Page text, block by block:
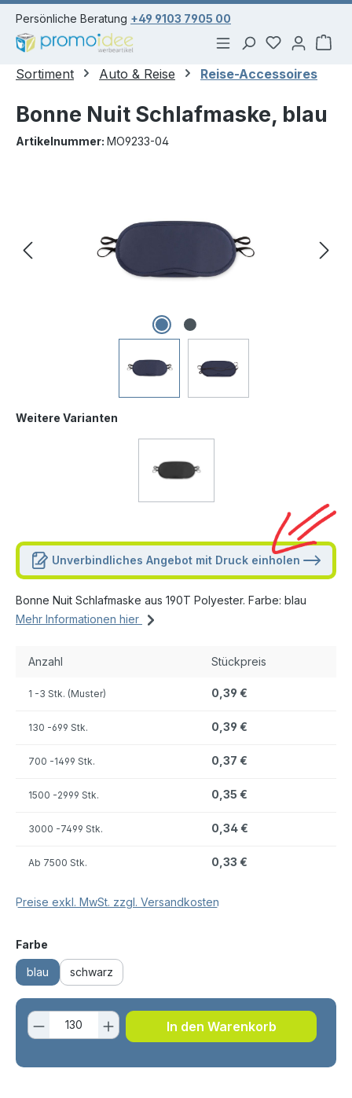
springen
Persönliche Beratung +49 9103 7905 00
Du hast 0
Sortiment Auto & Reise Reise-Accessoires
Bonne Nuit Schlafmaske, blau
Artikelnummer: MO9233-04
Weitere Varianten
Unverbindliches Angebot mit Druck einholen
Bonne Nuit Schlafmaske aus 190T Polyester. Farbe: blau
Mehr Informationen hier
Anzahl Stückpreis
1 -3 Stk. (Muster) 0,39 €
130 -699 Stk. 0,39 €
700 -1499 Stk. 0,37 €
1500 -2999 Stk. 0,35 €
3000 -7499 Stk. 0,34 €
Ab 7500 Stk. 0,33 €
Preise exkl. MwSt. zzgl. Versandkosten
Farbe
blau schwarz
Produkt Anzahl: Gib den
In den Warenkorb